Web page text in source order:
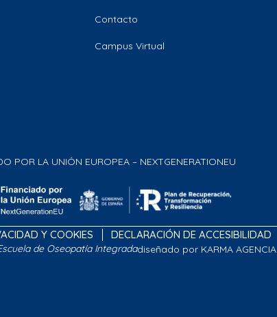
Contacto
Campus Virtual
POR LA UNIÓN EUROPEA – NEXTGENERATIONEU
Y COOKIES DECLARACIÓN DE ACCESIBILIDAD
de Oseopatía Integradadiseñado por KARMA AGENCIA